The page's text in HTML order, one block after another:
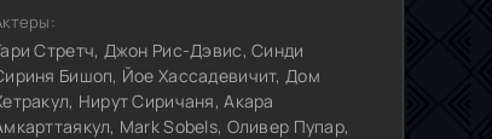
Стретч, Джон Рис-Дэвис, Синди
Бишоп, Йое Хассадевичит, Дом
Нирут Сиричаня, Акара
Mark Sobels, Оливер Пупар,